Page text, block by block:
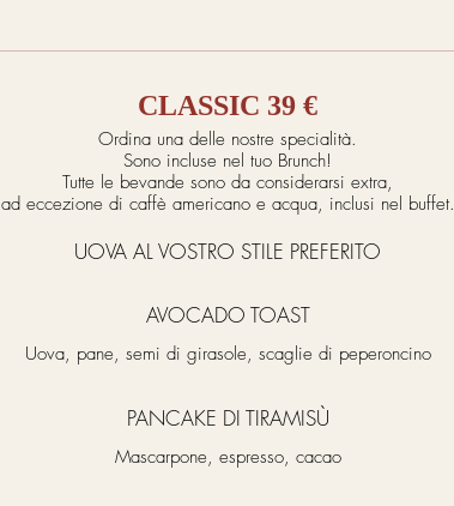
CLASSIC 39 €
Ordina una delle nostre specialità.
Sono incluse nel tuo Brunch!
Tutte le bevande sono da considerarsi extra,
ad eccezione di caffè americano e acqua, inclusi nel buffet.
UOVA AL VOSTRO STILE PREFERITO
AVOCADO TOAST
Uova, pane, semi di girasole, scaglie di peperoncino
PANCAKE DI TIRAMISÙ
Mascarpone, espresso, cacao